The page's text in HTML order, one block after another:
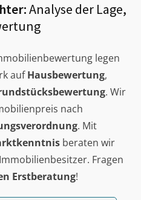
Analyse der Lage,
legen
aufHausbewertung,
. Wir
nach
. Mit
beraten wir
Fragen
Erstberatung!